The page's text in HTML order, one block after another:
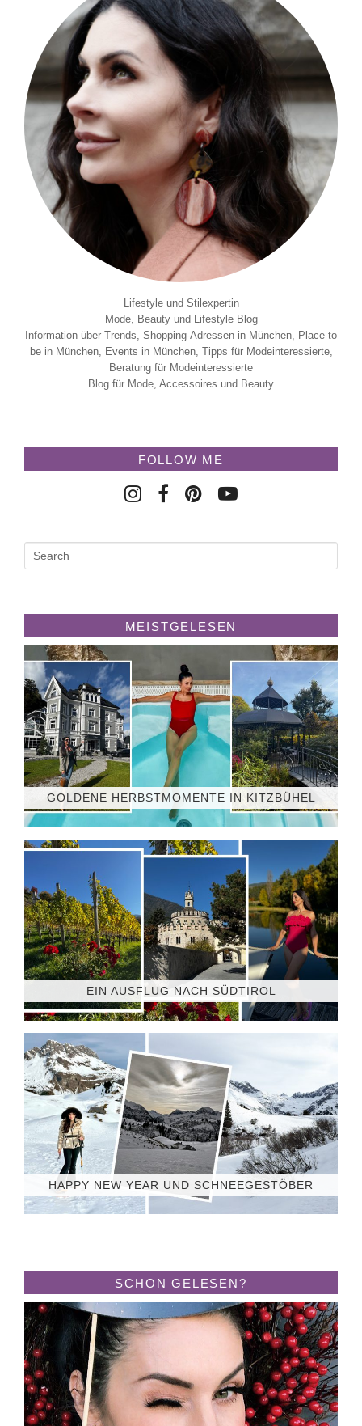
Lifestyle und Stilexpertin
Mode, Beauty und Lifestyle Blog
Information über Trends, Shopping-Adressen in München, Place to
be in München, Events in München, Tipps für Modeinteressierte,
Beratung für Modeinteressierte
Blog für Mode, Accessoires und Beauty
FOLLOW ME
MEISTGELESEN
GOLDENE HERBSTMOMENTE IN KITZBÜHEL
EIN AUSFLUG NACH SÜDTIROL
HAPPY NEW YEAR UND SCHNEEGESTÖBER
SCHON GELESEN?